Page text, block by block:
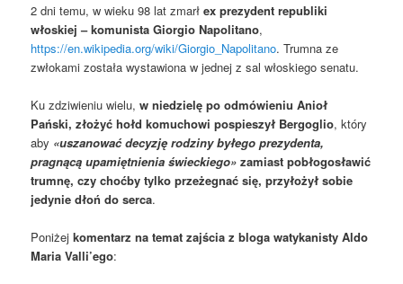
2 dni temu, w wieku 98 lat zmarłex prezydent republiki
włoskiej – komunista Giorgio Napolitano,
https://en.wikipedia.org/wiki/Giorgio_Napolitano. Trumna ze
zwłokami została wystawiona w jednej z sal włoskiego senatu.
Ku zdziwieniu wielu,w niedzielę po odmówieniu Anioł
Pański, złożyć hołd komuchowi pospieszył Bergoglio, który
aby «uszanować decyzję rodziny byłego prezydenta,
pragnącą upamiętnienia świeckiego» zamiast pobłogosławić
trumnę, czy choćby tylko przeżegnać się, przyłożył sobie
jedynie dłoń do serca.
Poniżejkomentarz na temat zajścia z bloga watykanisty Aldo
Maria Valli’ego: